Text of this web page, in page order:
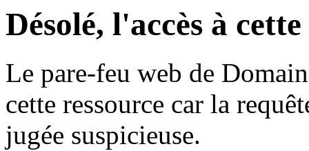
Désolé, l'accès à
Le pare-feu web de
cette ressource car la
jugée suspicieuse.